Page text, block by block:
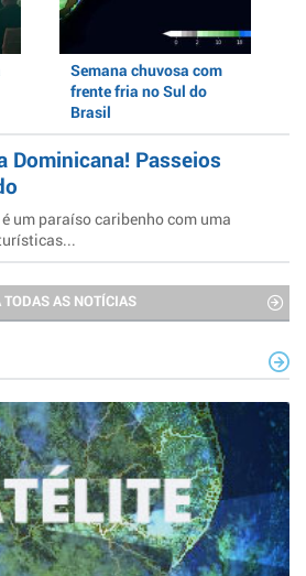
Semana chuvosa com
frente fria no Sul do
Brasil
Dominicana! Passeios
um paraíso caribenho com uma
TODAS AS NOTÍCIAS